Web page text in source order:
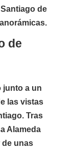
de
de
junto a un
las vistas
Tras
Alameda
unas